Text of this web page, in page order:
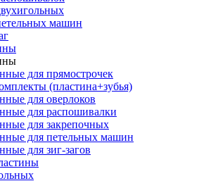
машин
для прямострочек
(пластина+зубья)
для оверлоков
для распошивалки
для закрепочных
для петельных машин
для зиг-загов